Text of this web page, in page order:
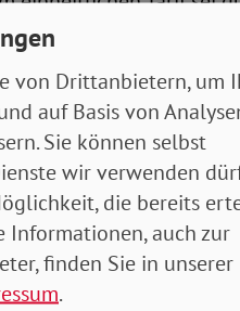
Ticket, wenn vielen
verwehrt bleibt?
und
Auch Stellplätze für
Zudem gebe es nur
Ansagen
seines
von Drittanbietern, um
auf Basis von
Sie können selbst
wir verwenden
die bereits
Informationen, auch zur
finden Sie in unserer
.